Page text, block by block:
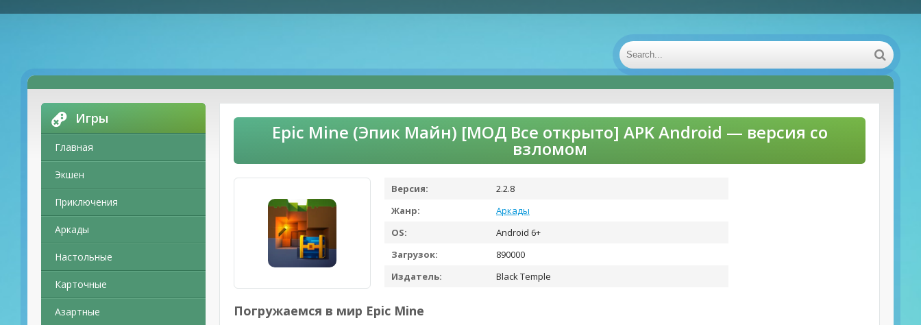
Игры
Главная
Экшен
Приключения
Аркады
Настольные
Карточные
Азартные
Epic Mine (Эпик Майн) [МОД Все открыто] APK Android — версия со
взломом
Версия:
2.2.8
Жанр:
Аркады
OS:
Android 6+
Загрузок:
890000
Издатель:
Black Temple
Погружаемся в мир Epic Mine